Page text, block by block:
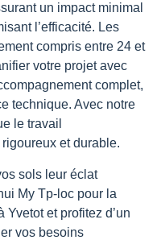
un impact minimal
l’efficacité. Les
compris entre 24 et
votre projet avec
complet,
technique. Avec notre
le travail
et durable.
sols leur éclat
My Tp-loc pour la
et profitez d’un
vos besoins